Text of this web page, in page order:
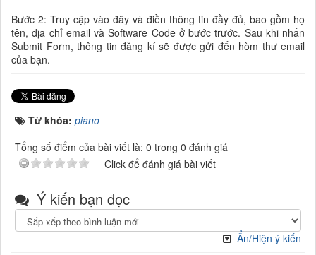
Bước 2: Truy cập vào đây và điền thông tin đầy đủ, bao gồm họ
tên, địa chỉ email và Software Code ở bước trước. Sau khi nhấn
Submit Form, thông tin đăng kí sẽ được gửi đến hòm thư email
của bạn.
Từ khóa: piano
Tổng số điểm của bài viết là: 0 trong 0 đánh giá
Click để đánh giá bài viết
Ý kiến bạn đọc
Ẩn/Hiện ý kiến